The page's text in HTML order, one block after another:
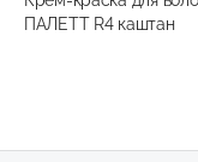
составляла
229,00 ₽.
ПАЛЕТТ R4 каштан